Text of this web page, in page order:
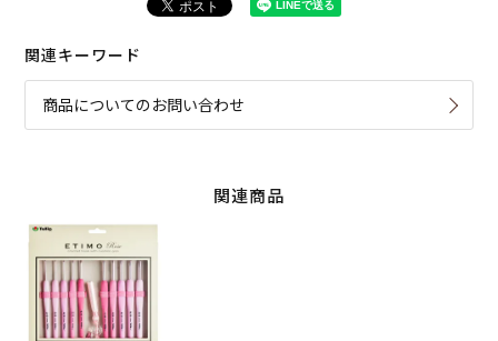
関連キーワード
商品についてのお問い合わせ
関連商品